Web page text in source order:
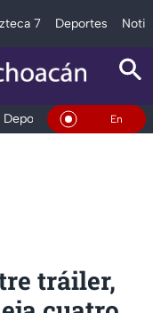
7 Deportes
Deportes Espectáculos
En Vivo
tráiler,